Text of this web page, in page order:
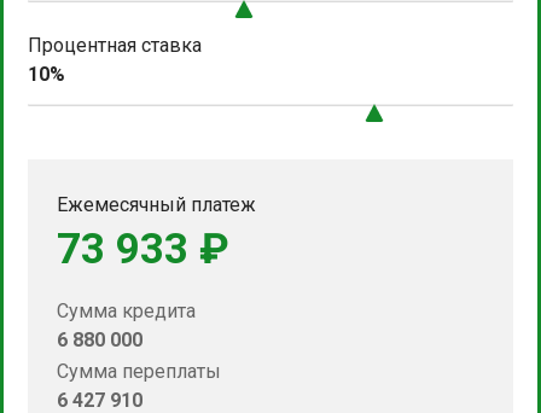
Процентная ставка
10%
Ежемесячный платеж
73 933 ₽
Сумма кредита
6 880 000
Сумма переплаты
6 427 910